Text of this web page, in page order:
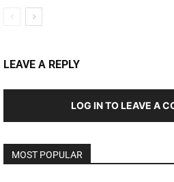
LEAVE A REPLY
LOG IN TO LEAVE A
MOST POPULAR